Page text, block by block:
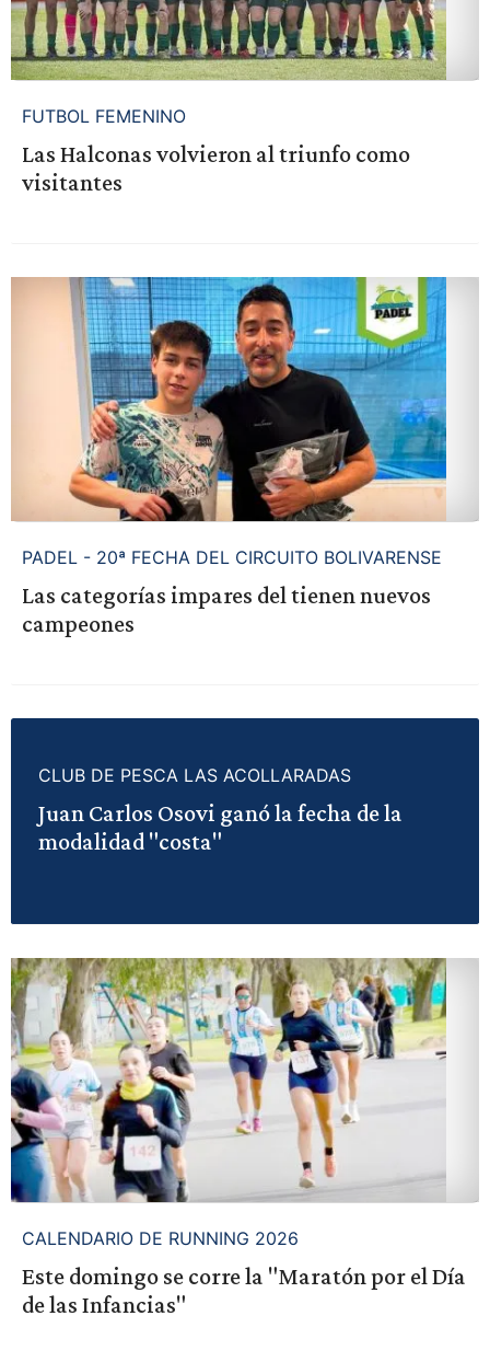
FUTBOL FEMENINO
Las Halconas volvieron al triunfo como
visitantes
PADEL - 20ª FECHA DEL CIRCUITO BOLIVARENSE
Las categorías impares del tienen nuevos
campeones
CLUB DE PESCA LAS ACOLLARADAS
Juan Carlos Osovi ganó la fecha de la
modalidad "costa"
CALENDARIO DE RUNNING 2026
Este domingo se corre la "Maratón por el Día
de las Infancias"